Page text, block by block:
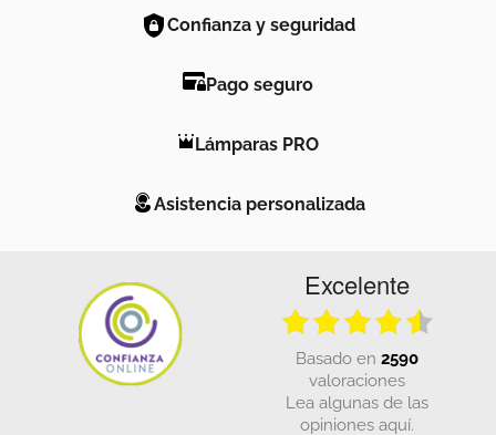
Confianza y seguridad
Pago seguro
Lámparas PRO
Asistencia personalizada
Excelente
basado en 2590
valoraciones
Lea algunas de las
opiniones aquí.